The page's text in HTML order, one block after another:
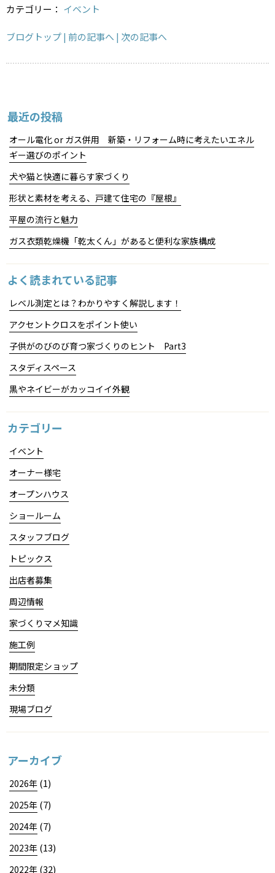
n
a
カテゴリー： イベント
ブログトップ| 前の記事へ | 次の記事へ
最近の投稿
オール電化 or ガス併用 新築・リフォーム時に考えたいエネル
ギー選びのポイント
犬や猫と快適に暮らす家づくり
形状と素材を考える、戸建て住宅の『屋根』
平屋の流行と魅力
ガス衣類乾燥機「乾太くん」があると便利な家族構成
よく読まれている記事
レベル測定とは？わかりやすく解説します！
アクセントクロスをポイント使い
子供がのびのび育つ家づくりのヒント Part3
スタディスペース
黒やネイビーがカッコイイ外観
カテゴリー
イベント
オーナー様宅
オープンハウス
ショールーム
スタッフブログ
トピックス
出店者募集
周辺情報
家づくりマメ知識
施工例
期間限定ショップ
未分類
現場ブログ
アーカイブ
2026年 (1)
2025年 (7)
2024年 (7)
2023年 (13)
2022年 (32)